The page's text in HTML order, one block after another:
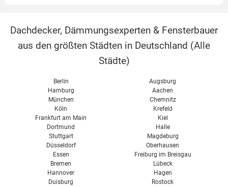
Dachdecker, Dämmungsexperten & Fensterbauer
aus den größten Städten in Deutschland (Alle
Städte)
Berlin
Hamburg
München
Köln
Frankfurt am Main
Dortmund
Stuttgart
Düsseldorf
Essen
Bremen
Hannover
Duisburg
Augsburg
Aachen
Chemnitz
Krefeld
Kiel
Halle
Magdeburg
Oberhausen
Freiburg im Breisgau
Lübeck
Hagen
Rostock